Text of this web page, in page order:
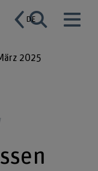
DE
2025